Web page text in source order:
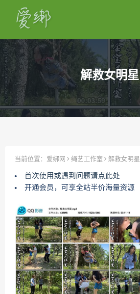
解救女明星
当前位置： 爱绑网 绳艺工作室 解救女明星
首次使用或遇到问题请点此处
开通会员，可享全站半价海量资源